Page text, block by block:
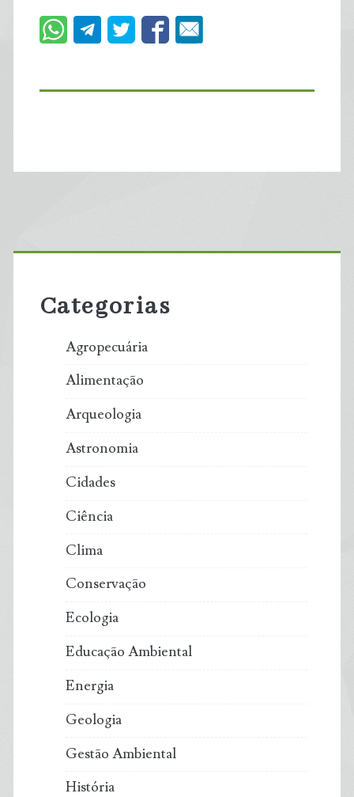
Primary
Sidebar
Categorias
Agropecuária
Alimentação
Arqueologia
Astronomia
Cidades
Ciência
Clima
Conservação
Ecologia
Educação Ambiental
Energia
Geologia
Gestão Ambiental
História